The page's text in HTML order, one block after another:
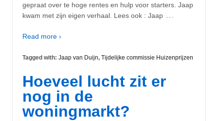
gepraat over te hoge rentes en hulp voor starters. Jaap
kwam met zijn eigen verhaal. Lees ook : Jaap …
Read more ›
Tagged with: Jaap van Duijn, Tijdelijke commissie Huizenprijzen
Hoeveel lucht zit er
nog in de
woningmarkt?